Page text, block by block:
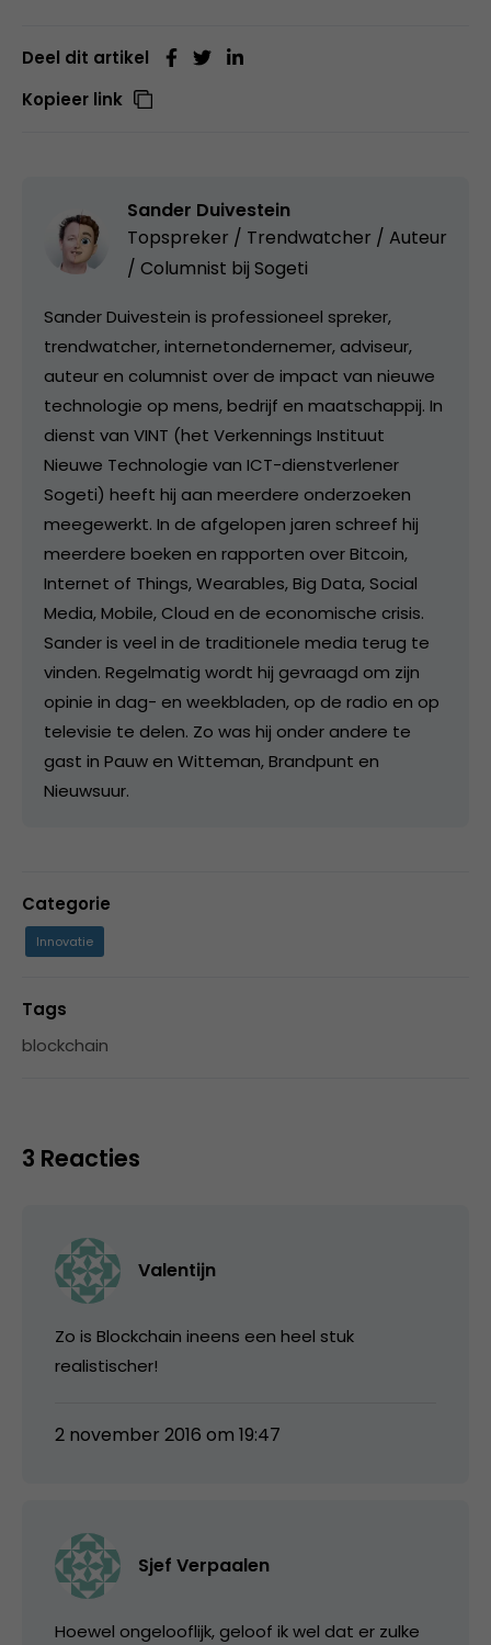
Deel dit artikel
Kopieer link
Sander Duivestein
Topspreker / Trendwatcher / Auteur
/ Columnist bij Sogeti
Sander Duivestein is professioneel spreker,
trendwatcher, internetondernemer, adviseur,
auteur en columnist over de impact van nieuwe
technologie op mens, bedrijf en maatschappij. In
dienst van VINT (het Verkennings Instituut
Nieuwe Technologie van ICT-dienstverlener
Sogeti) heeft hij aan meerdere onderzoeken
meegewerkt. In de afgelopen jaren schreef hij
meerdere boeken en rapporten over Bitcoin,
Internet of Things, Wearables, Big Data, Social
Media, Mobile, Cloud en de economische crisis.
Sander is veel in de traditionele media terug te
vinden. Regelmatig wordt hij gevraagd om zijn
opinie in dag- en weekbladen, op de radio en op
televisie te delen. Zo was hij onder andere te
gast in Pauw en Witteman, Brandpunt en
Nieuwsuur.
Categorie
Innovatie
Tags
blockchain
3 Reacties
Valentijn
Zo is Blockchain ineens een heel stuk
realistischer!
2 november 2016 om 19:47
Sjef Verpaalen
Hoewel ongelooflijk, geloof ik wel dat er zulke